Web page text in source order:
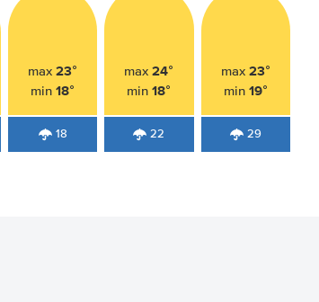
max23°
min18°
18
max24°
min18°
22
max 23°
min 19°
29